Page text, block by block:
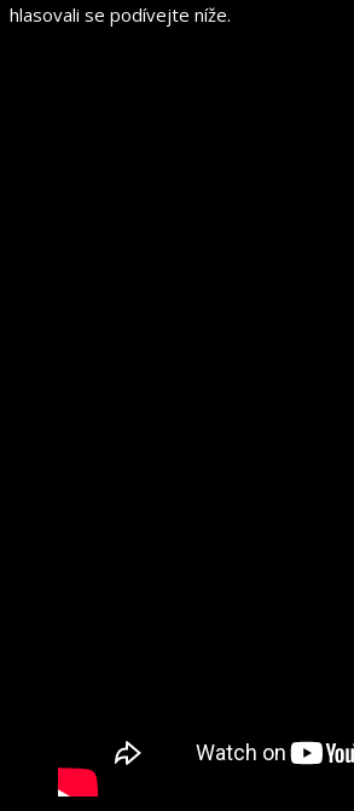
hlasovali se podívejte níže.